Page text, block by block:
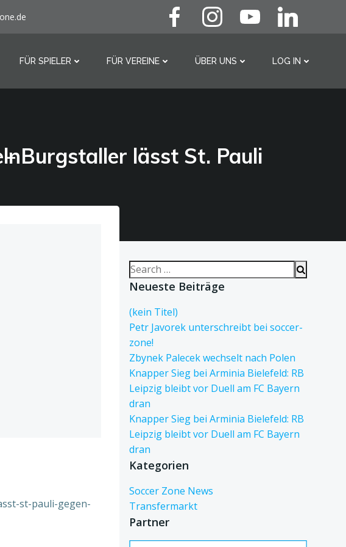
FÜR SPIELER FÜR VEREINE ÜBER UNS LOG IN
jubeln
st-pauli-gegen-
Search
for:
Neueste Beiträge
(kein Titel)
Petr Javorek unterschreibt bei soccer-
zone!
Zbynek Palecek wechselt nach Polen
Knapper Sieg bei Arminia Bielefeld: RB
Leipzig bleibt vor Duell am FC Bayern
dran
Knapper Sieg bei Arminia Bielefeld: RB
Leipzig bleibt vor Duell am FC Bayern
dran
Kategorien
Soccer Zone News
Transfermarkt
Partner